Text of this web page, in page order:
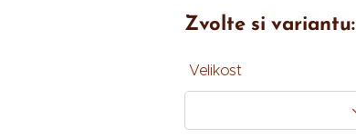
Zvolte si variantu:
Velikost